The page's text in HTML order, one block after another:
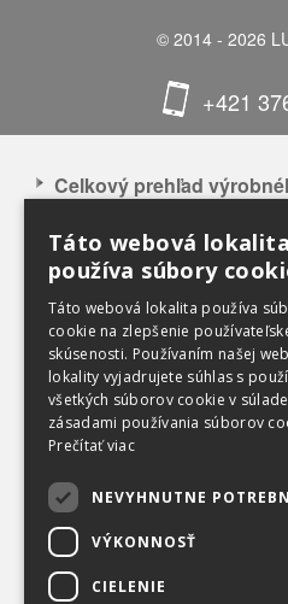
© 2014 - 2026
+421
Celkový prehľad
CELKOVÝ PREHĽAD
BALÍKOVACIE LISY 3 – 12 T TLAKU
LISOVACIE KONTAJNERY
STACIONÁRNE LISY S
TRIEDIACE LINKY
PRÍSLUŠENSTVO A VYBAVENIE
OBCHODNÉ PODMIENKY
Na prevzatie
O spoločnosti
Táto webová lokalita
používa súbory
Táto webová lokalita používa
cookie na zlepšenie
skúsenosti. Používaním našej
lokality vyjadrujete súhlas s
všetkých súborov cookie v
zásadami používania súborov
Prečítať viac
NEVYHNUTNE
VÝKONNOSŤ
CIELENIE